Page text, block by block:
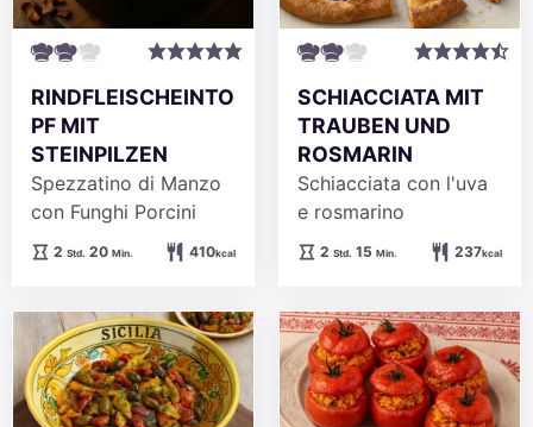
RINDFLEISCHEINTO
PF MIT
STEINPILZEN
Spezzatino di Manzo
con Funghi Porcini
2Stunden
Std. 20Minuten
Min. 410kcal
SCHIACCIATA MIT
TRAUBEN UND
ROSMARIN
Schiacciata con l'uva
e rosmarino
2Stunden
Std. 15Minuten
Min. 237kcal